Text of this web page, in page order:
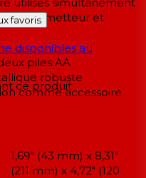
entre émetteur et
piles AA
robuste
comme accessoire
1,69" (43 mm) x 8,31"
(211 mm) x 4,72" (120
favoris
disponibles au
ce produit